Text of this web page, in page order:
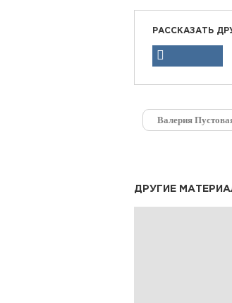
РАССКАЗАТЬ
Валерия
ДРУГИЕ